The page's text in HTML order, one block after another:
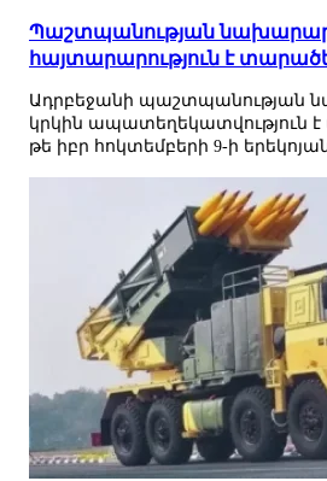
Պաշտպանության
հայտարարություն է
Ադրբեջանի պաշտպանության
կրկին ապատեղեկատվություն է
թե իբր հոկտեմբերի 9-ի